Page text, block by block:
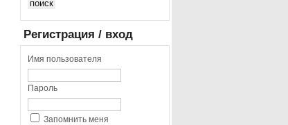
Регистрация / вход
Имя пользователя
Пароль
Запомнить меня